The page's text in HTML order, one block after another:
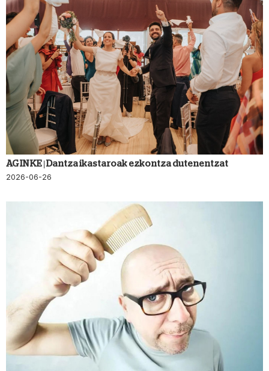
AGINKE | Dantza ikastaroak ezkontza dutenentzat
2026-06-26